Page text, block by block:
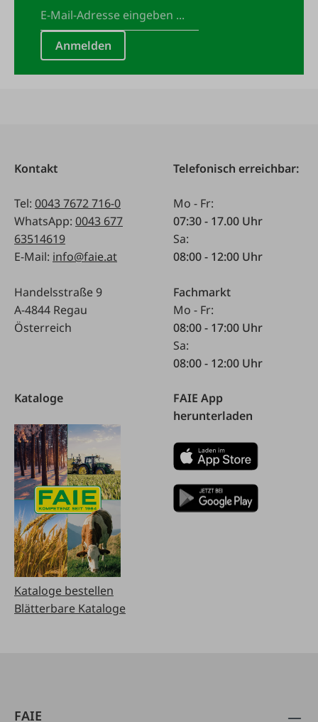
Anmelden
Kontakt
Tel: 0043 7672 716-0
WhatsApp: 0043 677
63514619
E-Mail: info@faie.at
Handelsstraße 9
A-4844 Regau
Österreich
Telefonisch erreichbar:
Mo - Fr:
07:30 - 17.00 Uhr
Sa:
08:00 - 12:00 Uhr
Fachmarkt
Mo - Fr:
08:00 - 17:00 Uhr
Sa:
08:00 - 12:00 Uhr
Kataloge
Kataloge bestellen
Blätterbare Kataloge
FAIE App
herunterladen
FAIE